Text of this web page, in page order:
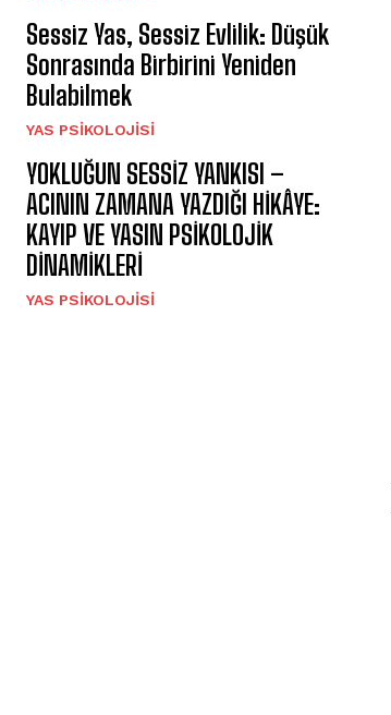
Sessiz Yas, Sessiz Evlilik: Düşük
Sonrasında Birbirini Yeniden
Bulabilmek
YAS PSIKOLOJISI
YOKLUĞUN SESSİZ YANKISI –
ACININ ZAMANA YAZDIĞI HİKÂYE:
KAYIP VE YASIN PSİKOLOJİK
DİNAMİKLERİ
YAS PSIKOLOJISI